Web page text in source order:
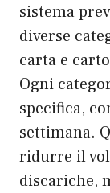
sistema
diverse
carta e
Ogni
specifica,
settimana.
ridurre il
discariche,